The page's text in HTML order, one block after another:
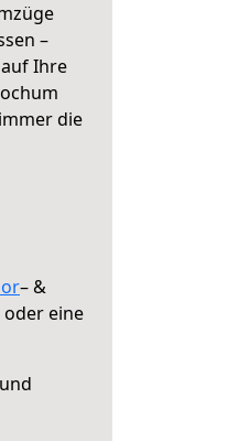
–
Ihre
die
– &
oder eine